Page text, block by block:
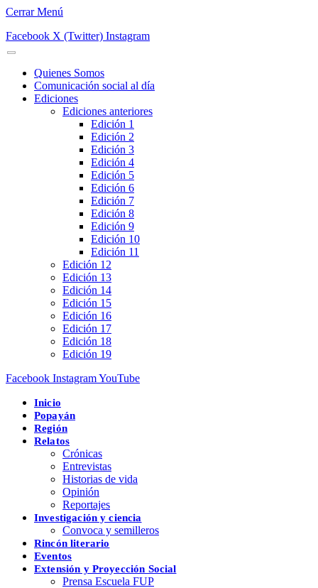
Cerrar Menú
Facebook X (Twitter) Instagram
Quienes Somos
Comunicación social al día
Ediciones
Ediciones anteriores
Edición 1
Edición 2
Edición 3
Edición 4
Edición 5
Edición 6
Edición 7
Edición 8
Edición 9
Edición 10
Edición 11
Edición 12
Edición 13
Edición 14
Edición 15
Edición 16
Edición 17
Edición 18
Edición 19
Facebook InstagramYouTube
Inicio
Popayán
Región
Relatos
Crónicas
Entrevistas
Historias de vida
Opinión
Reportajes
Investigación y ciencia
Convoca y semilleros
Rincón literario
Eventos
Extensión y Proyección Social
Prensa Escuela FUP